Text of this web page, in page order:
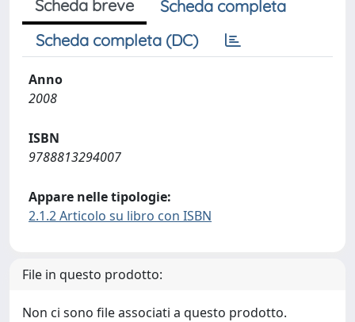
Scheda breve
Scheda completa
Scheda completa (DC)
Anno
2008
ISBN
9788813294007
Appare nelle tipologie:
2.1.2 Articolo su libro con ISBN
File in questo prodotto:
Non ci sono file associati a questo prodotto.